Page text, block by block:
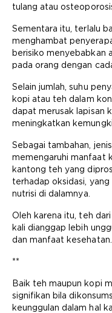
tulang atau
Sementara itu, terlalu
menghambat
berisiko menyebabkan
pada orang dengan
Selain jumlah, suhu
kopi atau teh dalam
dapat merusak lapisan
meningkatkan
Sebagai tambahan,
memengaruhi manfaat
kantong teh yang
terhadap oksidasi,
nutrisi di dalamnya.
Oleh karena itu, teh
kali dianggap lebih
dan manfaat kesehatan.
**
Baik teh maupun kopi
signifikan bila
keunggulan dalam hal